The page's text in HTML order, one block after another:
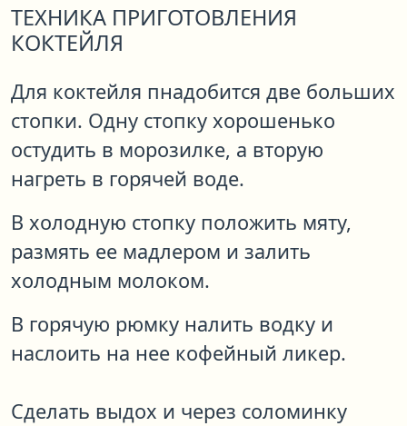
ТЕХНИКА ПРИГОТОВЛЕНИЯ
КОКТЕЙЛЯ
Для коктейля пнадобится две больших
стопки. Одну стопку хорошенько
остудить в морозилке, а вторую
нагреть в горячей воде.
В холодную стопку положить мяту,
размять ее мадлером и залить
холодным молоком.
В горячую рюмку налить водку и
наслоить на нее кофейный ликер.
Сделать выдох и через соломинку